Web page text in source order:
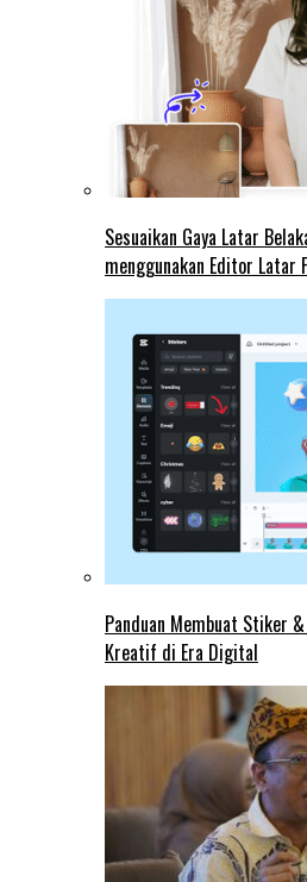
Sesuaikan Gaya Latar
menggunakan Editor Latar
Panduan Membuat Stiker
Kreatif di Era Digital